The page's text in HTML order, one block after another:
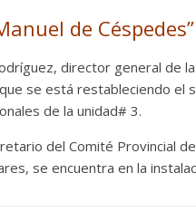
de Céspedes”
director general de
se está restableciendo el
de la unidad# 3.
del Comité Provincial
se encuentra en la